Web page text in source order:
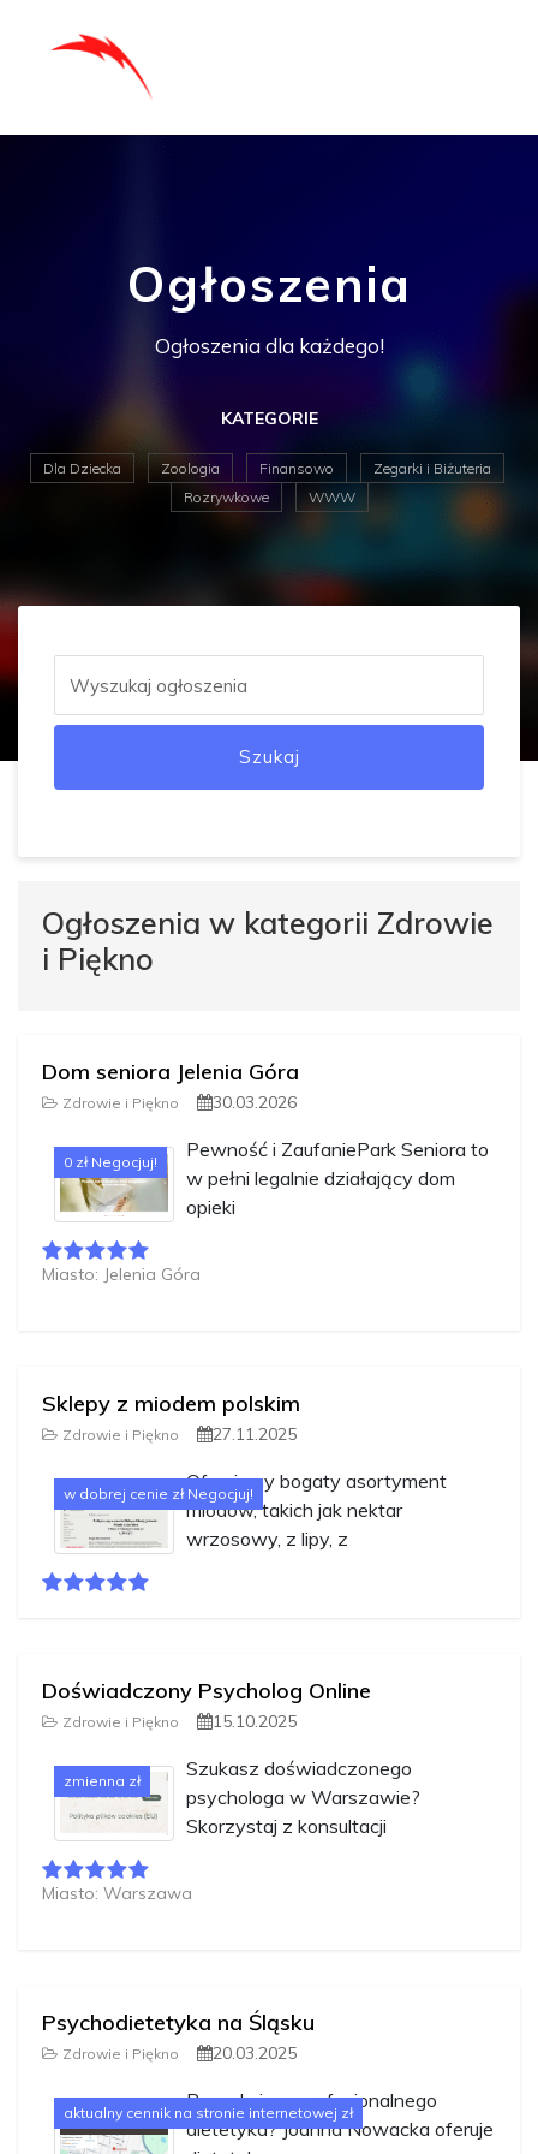
Ogłoszenia
Ogłoszenia dla każdego!
KATEGORIE
Dla Dziecka Zoologia Finansowo
Zegarki i Biżuteria
Rozrywkowe
WWW
Szukaj
Ogłoszenia w kategorii Zdrowie
i Piękno
Dom seniora Jelenia Góra
Zdrowie i Piękno 30.03.2026
0 zł Negocjuj!
Pewność i ZaufaniePark Seniora to
w pełni legalnie działający dom
opieki
Miasto: Jelenia Góra
Sklepy z miodem polskim
Zdrowie i Piękno 27.11.2025
w dobrej cenie zł Negocjuj!
Oferujemy bogaty asortyment
miodów, takich jak nektar
wrzosowy, z lipy, z
Doświadczony Psycholog Online
Zdrowie i Piękno 15.10.2025
zmienna zł
Szukasz doświadczonego
psychologa w Warszawie?
Skorzystaj z konsultacji
Miasto: Warszawa
Psychodietetyka na Śląsku
Zdrowie i Piękno 20.03.2025
aktualny cennik na stronie internetowej zł
Poszukujesz profesjonalnego
dietetyka? Joanna Nowacka oferuje